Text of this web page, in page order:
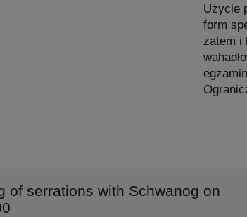
Użycie
form
zatem i
of serrations with Schwanog on